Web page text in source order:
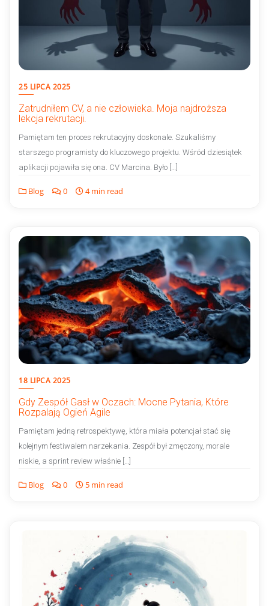
25 LIPCA 2025
Zatrudniłem CV, a nie człowieka. Moja najdroższa
lekcja rekrutacji.
Pamiętam ten proces rekrutacyjny doskonale. Szukaliśmy
starszego programisty do kluczowego projektu. Wśród dziesiątek
aplikacji pojawiła się ona. CV Marcina. Było […]
Blog 0 4 min read
18 LIPCA 2025
Gdy Zespół Gasł w Oczach: Mocne Pytania, Które
Rozpalają Ogień Agile
Pamiętam jedną retrospektywę, która miała potencjał stać się
kolejnym festiwalem narzekania. Zespół był zmęczony, morale
niskie, a sprint review właśnie […]
Blog 0 5 min read